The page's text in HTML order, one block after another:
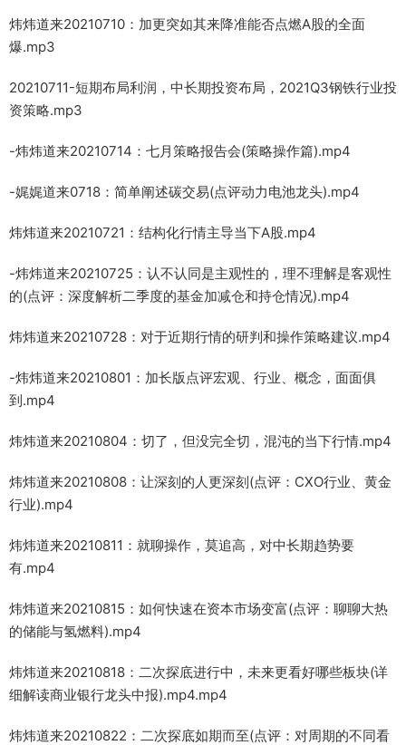
炜炜道来20210710：加更突如其来降准能否点燃A股的全面
爆.mp3
20210711-短期布局利润，中长期投资布局，2021Q3钢铁行业投
资策略.mp3
-炜炜道来20210714：七月策略报告会(策略操作篇).mp4
-娓娓道来0718：简单阐述碳交易(点评动力电池龙头).mp4
炜炜道来20210721：结构化行情主导当下A股.mp4
-炜炜道来20210725：认不认同是主观性的，理不理解是客观性
的(点评：深度解析二季度的基金加减仓和持仓情况).mp4
炜炜道来20210728：对于近期行情的研判和操作策略建议.mp4
-炜炜道来20210801：加长版点评宏观、行业、概念，面面俱
到.mp4
炜炜道来20210804：切了，但没完全切，混沌的当下行情.mp4
炜炜道来20210808：让深刻的人更深刻(点评：CXO行业、黄金
行业).mp4
炜炜道来20210811：就聊操作，莫追高，对中长期趋势要
有.mp4
炜炜道来20210815：如何快速在资本市场变富(点评：聊聊大热
的储能与氢燃料).mp4
炜炜道来20210818：二次探底进行中，未来更看好哪些板块(详
细解读商业银行龙头中报).mp4.mp4
炜炜道来20210822：二次探底如期而至(点评：对周期的不同看